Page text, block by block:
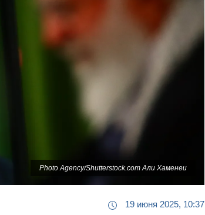
Photo Agency/Shutterstock.com Али Хаменеи
19 июня 2025, 10:37